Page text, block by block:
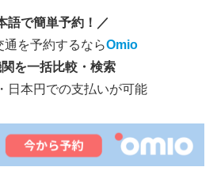
語で簡単予約！／
通を予約するならOmio
を一括比較・検索
日本円での支払いが可能